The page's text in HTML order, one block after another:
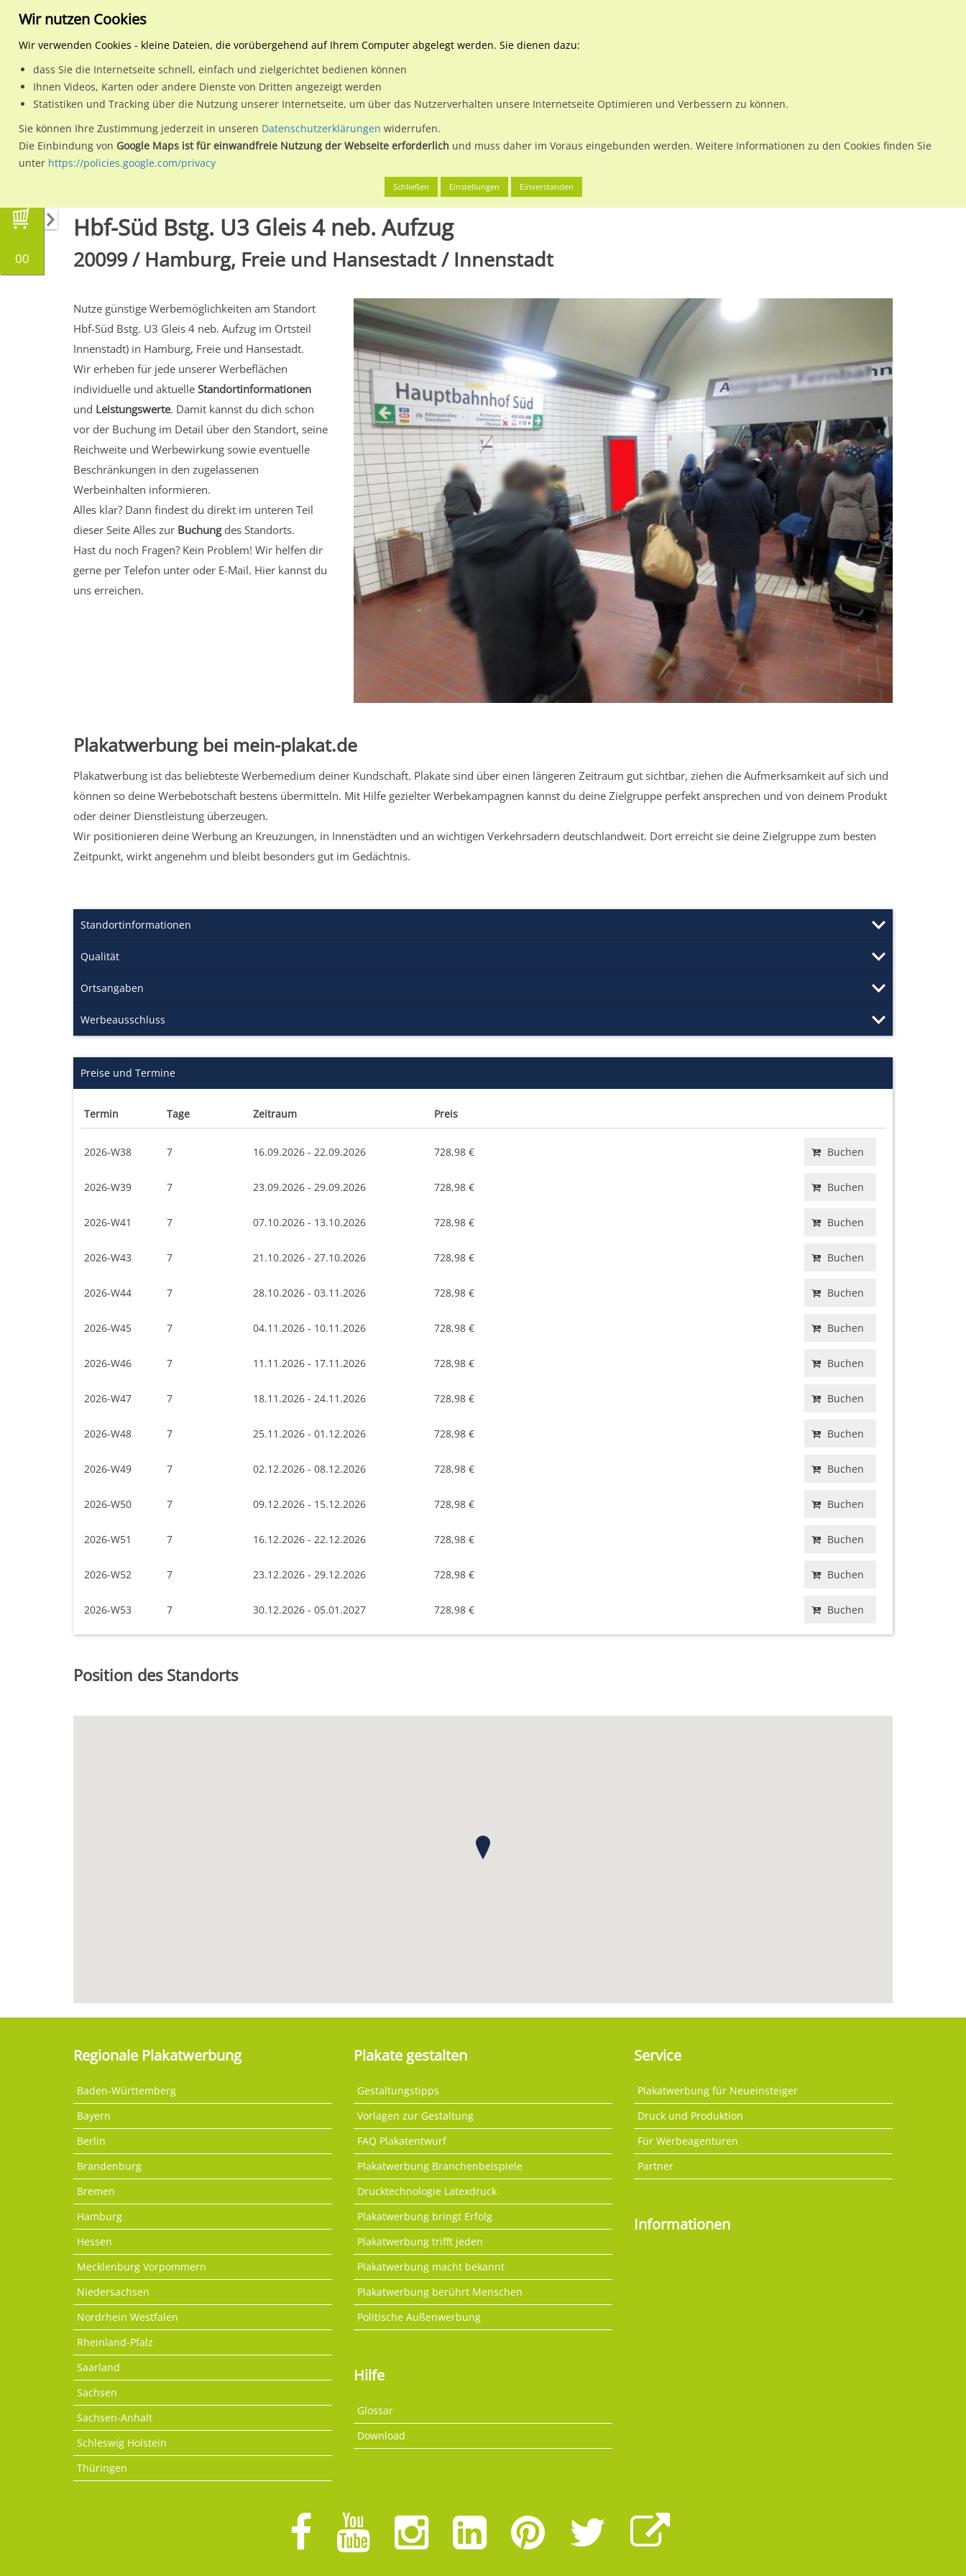
Planen & Buchen Plakatwerbung
Wähle den Werbestandort:
00
Hamburg, Freie und Hansestadt Hbf-Süd Bstg. U3 Gleis 4 neb. Aufzug
Hbf-Süd Bstg. U3 Gleis 4 neb. Aufzug
20099 / Hamburg, Freie und Hansestadt / Innenstadt
Nutze günstige Werbemöglichkeiten am Standort
Hbf-Süd Bstg. U3 Gleis 4 neb. Aufzug im Ortsteil
Innenstadt) in Hamburg, Freie und Hansestadt.
Wir erheben für jede unserer Werbeflächen
individuelle und aktuelle Standortinformationen
und Leistungswerte. Damit kannst du dich schon
vor der Buchung im Detail über den Standort, seine
Reichweite und Werbewirkung sowie eventuelle
Beschränkungen in den zugelassenen
Werbeinhalten informieren.
Alles klar? Dann findest du direkt im unteren Teil
dieser Seite Alles zur Buchungdes Standorts.
Hast du noch Fragen? Kein Problem! Wir helfen dir
gerne per Telefon unter oder E-Mail. Hier kannst du
uns erreichen.
Plakatwerbung bei mein-plakat.de
Plakatwerbung ist das beliebteste Werbemedium deiner Kundschaft. Plakate sind über einen längeren Zeitraum gut sichtbar, ziehen die Aufmerksamkeit auf sich und
können so deine Werbebotschaft bestens übermitteln. Mit Hilfe gezielter Werbekampagnen kannst du deine Zielgruppe perfekt ansprechen und von deinem Produkt
oder deiner Dienstleistung überzeugen.
Wir positionieren deine Werbung an Kreuzungen, in Innenstädten und an wichtigen Verkehrsadern deutschlandweit. Dort erreicht sie deine Zielgruppe zum besten
Zeitpunkt, wirkt angenehm und bleibt besonders gut im Gedächtnis.
Standortinformationen
Qualität
Ortsangaben
Werbeausschluss
Preise und Termine
Termin Tage Zeitraum Preis
2026-W38 7 16.09.2026 - 22.09.2026 728,98 € Buchen
2026-W39 7 23.09.2026 - 29.09.2026 728,98 € Buchen
2026-W41 7 07.10.2026 - 13.10.2026 728,98 € Buchen
2026-W43 7 21.10.2026 - 27.10.2026 728,98 € Buchen
2026-W44 7 28.10.2026 - 03.11.2026 728,98 € Buchen
2026-W45 7 04.11.2026 - 10.11.2026 728,98 € Buchen
2026-W46 7 11.11.2026 - 17.11.2026 728,98 € Buchen
2026-W47 7 18.11.2026 - 24.11.2026 728,98 € Buchen
2026-W48 7 25.11.2026 - 01.12.2026 728,98 € Buchen
2026-W49 7 02.12.2026 - 08.12.2026 728,98 € Buchen
2026-W50 7 09.12.2026 - 15.12.2026 728,98 € Buchen
2026-W51 7 16.12.2026 - 22.12.2026 728,98 € Buchen
2026-W52 7 23.12.2026 - 29.12.2026 728,98 € Buchen
2026-W53 7 30.12.2026 - 05.01.2027 728,98 € Buchen
Position des Standorts
Regionale Plakatwerbung
Baden-Württemberg
Bayern
Berlin
Brandenburg
Bremen
Hamburg
Hessen
Mecklenburg Vorpommern
Niedersachsen
Nordrhein Westfalen
Rheinland-Pfalz
Saarland
Sachsen
Sachsen-Anhalt
Schleswig Holstein
Thüringen
Plakate gestalten
Gestaltungstipps
Vorlagen zur Gestaltung
FAQ Plakatentwurf
Plakatwerbung Branchenbeispiele
Drucktechnologie Latexdruck
Plakatwerbung bringt Erfolg
Plakatwerbung trifft jeden
Plakatwerbung macht bekannt
Plakatwerbung berührt Menschen
Politische Außenwerbung
Hilfe
Glossar
Download
Service
Plakatwerbung für Neueinsteiger
Druck und Produktion
Für Werbeagenturen
Partner
Informationen
Wir nutzen Cookies
Wir verwenden Cookies - kleine Dateien, die vorübergehend auf Ihrem Computer abgelegt werden. Sie dienen dazu:
dass Sie die Internetseite schnell, einfach und zielgerichtet bedienen können
Ihnen Videos, Karten oder andere Dienste von Dritten angezeigt werden
Statistiken und Tracking über die Nutzung unserer Internetseite, um über das Nutzerverhalten unsere Internetseite Optimieren und Verbessern zu können.
Sie können Ihre Zustimmung jederzeit in unseren Datenschutzerklärungen widerrufen.
Die Einbindung von Google Maps ist für einwandfreie Nutzung der Webseite erforderlich und muss daher im Voraus eingebunden werden. Weitere Informationen zu den Cookies finden Sie
unter https://policies.google.com/privacy
Schließen Einstellungen Einverstanden